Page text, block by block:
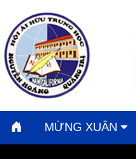
MỪNG XUÂN